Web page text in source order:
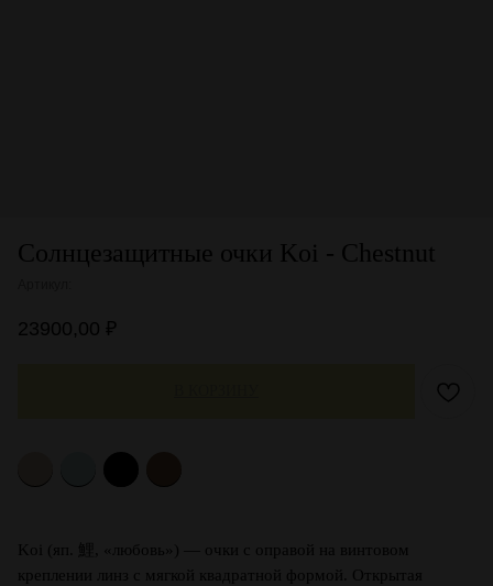
Солнцезащитные очки Koi - Chestnut
23900,00 ₽
Koi (яп. 鯉, «любовь») — очки с оправой на винтовом
креплении линз с мягкой квадратной формой. Открытая